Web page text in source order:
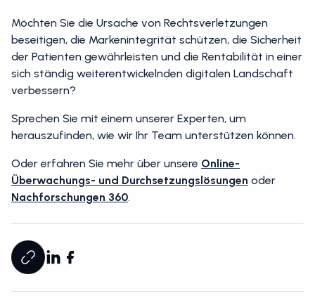
Möchten Sie die Ursache von Rechtsverletzungen
beseitigen, die Markenintegrität schützen, die Sicherheit
der Patienten gewährleisten und die Rentabilität in einer
sich ständig weiterentwickelnden digitalen Landschaft
verbessern?
Sprechen Sie mit einem unserer Experten, um
herauszufinden, wie wir Ihr Team unterstützen können.
Oder erfahren Sie mehr über unsere Online-
Überwachungs- und Durchsetzungslösungen oder
Nachforschungen 360.